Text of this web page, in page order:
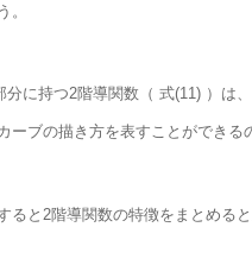
。
分に持つ2階導関数（ 式(11) ）は
ーブの描き方を表すことができる
ると2階導関数の特徴をまとめる